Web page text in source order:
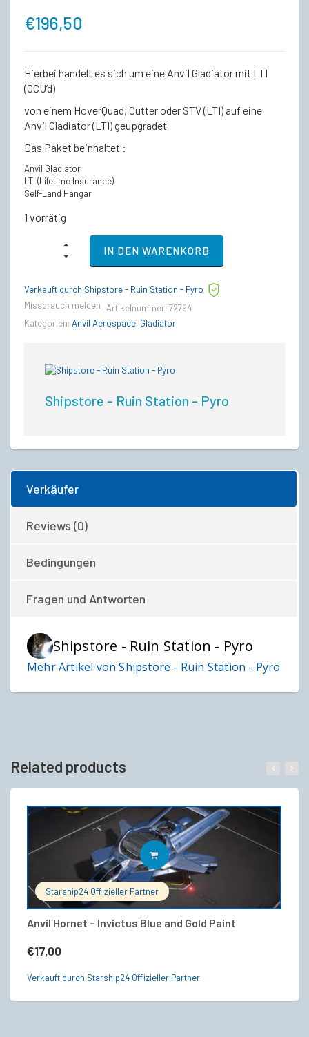
€196,50
Hierbei handelt es sich um eine Anvil Gladiator mit LTI
(CCU’d)
von einem HoverQuad, Cutter oder STV (LTI) auf eine
Anvil Gladiator (LTI) geupgradet
Das Paket beinhaltet :
Anvil Gladiator
LTI (Lifetime Insurance)
Self-Land Hangar
1 vorrätig
Lebenslange
Versicherung
quantity
IN DEN WARENKORB
Verkauft durch Shipstore - Ruin Station - Pyro
Missbrauch melden
Artikelnummer: 72794
Kategorien: Anvil Aerospace, Gladiator
Shipstore - Ruin Station - Pyro
Verkäufer
Reviews (0)
Bedingungen
Fragen und Antworten
Shipstore - Ruin Station - Pyro
Mehr Artikel von Shipstore - Ruin Station - Pyro
Related products
Starship24 Offizieller Partner
Anvil Hornet – Invictus Blue and Gold Paint
€17,00
IN DEN WARENKORB
Verkauft durch Starship24 Offizieller Partner